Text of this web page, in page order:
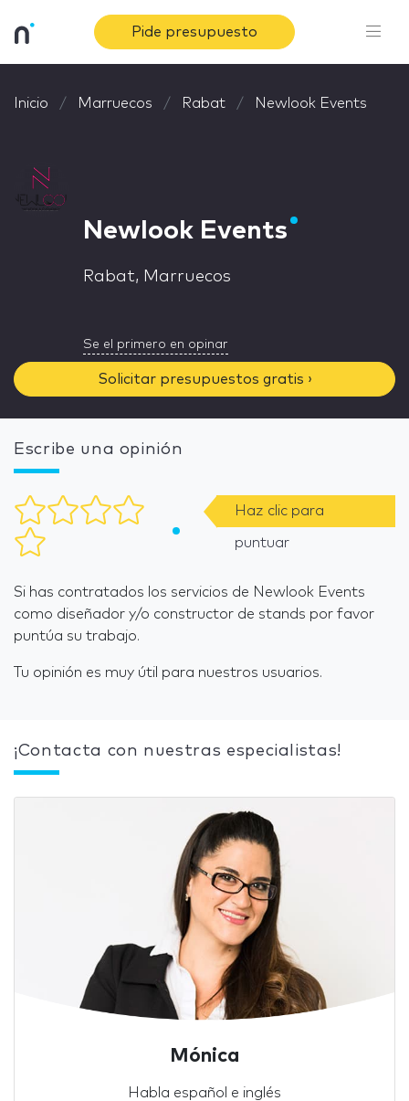
Pide presupuesto
Inicio Marruecos Rabat Newlook Events
Newlook Events
Rabat, Marruecos
Se el primero en opinar
Solicitar presupuestos gratis ›
Escribe una opinión
Haz clic para
puntuar
Si has contratados los servicios de Newlook Events
como diseñador y/o constructor de stands por favor
puntúa su trabajo.
Tu opinión es muy útil para nuestros usuarios.
¡Contacta con nuestras especialistas!
Mónica
Habla español e inglés